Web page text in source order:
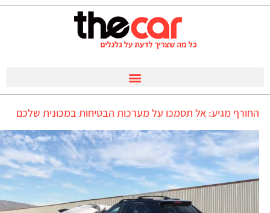
החורף מגיע: אל תסמכו על מערכות הבטיחות במכונית שלכם